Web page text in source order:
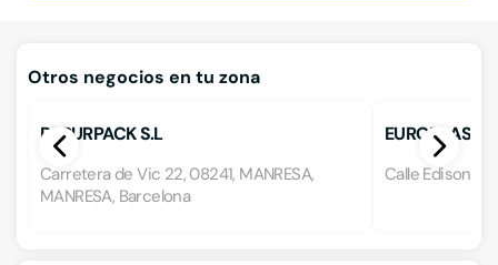
Otros negocios en tu zona
DEPURPACK S.L
Carretera de Vic 22, 08241, MANRESA,
MANRESA, Barcelona
EUROPLAST
Calle Edison